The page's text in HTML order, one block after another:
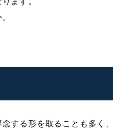
する形を取ることも多く